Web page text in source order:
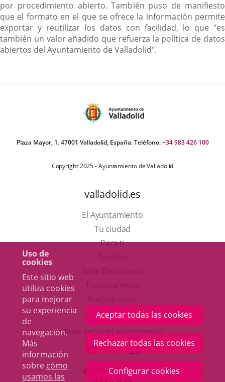
Uso de
cookies
Este sitio web
utiliza cookies
para mejorar
su experiencia
de
navegación.
Más
información
sobre cómo
usamos las
Aceptar todas las cookies
Rechazar todas las cookies
Configurar cookies
por procedimiento abierto. También puso de manifiesto
que el formato en el que se ofrece la información permite
exportar y reutilizar los datos con facilidad, lo que "es
también un valor añadido que refuerza la política de datos
abiertos del Ayuntamiento de Valladolid".
Plaza Mayor, 1. 47001 Valladolid, España. Teléfono:+34 983 426 100
Copyright 2025 - Ayuntamiento de Valladolid
valladolid.es
El Ayuntamiento
Tu ciudad
Para ti
en
una
ventana
nueva.
aplicación
externa.
Otras webs del ayuntamiento
ENLACE
A
UNA
ENLACE
A
UNA
ENLACE
A
UNA
ACCESIBILIDAD